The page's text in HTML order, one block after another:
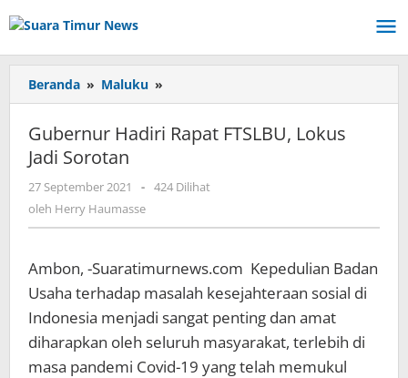
ke
Beranda » Maluku »
Hadiri
FTSLBU,
Jadi
Gubernur Hadiri Rapat FTSLBU, Lokus
Jadi Sorotan
27 September 2021
oleh
Herry
- 424 Dilihat
oleh Herry Haumasse
Ambon, -Suaratimurnews.com Kepedulian Badan
Usaha terhadap masalah kesejahteraan sosial di
Indonesia menjadi sangat penting dan amat
diharapkan oleh seluruh masyarakat, terlebih di
masa pandemi Covid-19 yang telah memukul